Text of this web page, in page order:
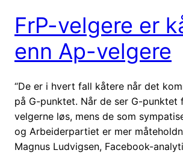
FrP-velgere er
enn Ap-velgere
“De er i hvert fall kåtere når det
på G-punktet. Når de ser G-punktet
velgerne løs, mens de som
og Arbeiderpartiet er mer
Magnus Ludvigsen, Facebook-